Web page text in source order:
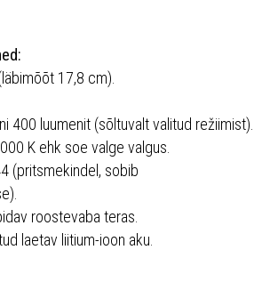
17,8 cm).
400 luumenit (sõltuvalt valitud režiimist).
K ehk soe valge valgus.
(pritsmekindel, sobib
roostevaba teras.
laetav liitium-ioon aku.